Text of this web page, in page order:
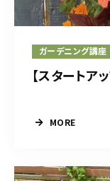
ガーデニング講座
【スタートア
MORE